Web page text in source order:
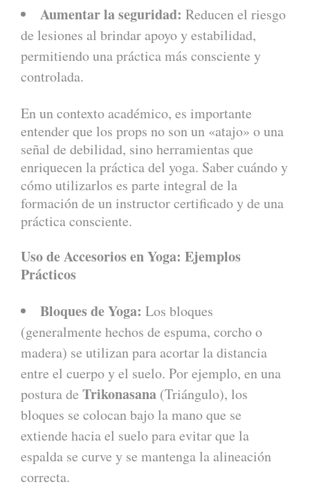
Aumentar la seguridad: Reducen el riesgo
de lesiones al brindar apoyo y estabilidad,
permitiendo una práctica más consciente y
controlada.
En un contexto académico, es importante
entender que los props no son un «atajo» o una
señal de debilidad, sino herramientas que
enriquecen la práctica del yoga. Saber cuándo y
cómo utilizarlos es parte integral de la
formación de un instructor certificado y de una
práctica consciente.
Uso de Accesorios en Yoga: Ejemplos
Prácticos
Bloques de Yoga: Los bloques
(generalmente hechos de espuma, corcho o
madera) se utilizan para acortar la distancia
entre el cuerpo y el suelo. Por ejemplo, en una
postura de Trikonasana (Triángulo), los
bloques se colocan bajo la mano que se
extiende hacia el suelo para evitar que la
espalda se curve y se mantenga la alineación
correcta.